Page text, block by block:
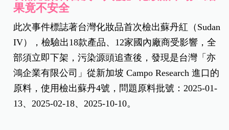
果竟不安全
此次事件標誌著台灣化妝品首次檢出蘇丹紅（Sudan
IV），檢驗出18款產品、12家國內廠商受影響，全
部須立即下架，污染源頭追查後，發現是台灣「亦
鴻企業有限公司」從新加坡 Campo Research 進口的
原料，使用檢出蘇丹4號，問題原料批號：2025-01-
13、2025-02-18、2025-10-10。